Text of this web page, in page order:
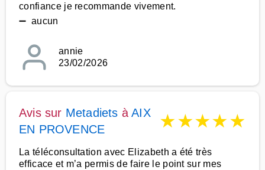
confiance je recommande vivement.
➖ aucun
annie
23/02/2026
Avis sur Metadiets àAIX
EN PROVENCE
★★★★★
La téléconsultation avec Elizabeth a été très
efficace et m’a permis de faire le point sur mes